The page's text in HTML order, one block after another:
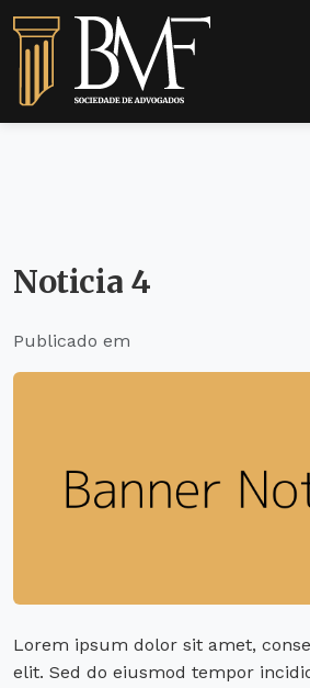
Noticia 4
Publicado em
Lorem ipsum dolor sit amet,
elit. Sed do eiusmod tempor